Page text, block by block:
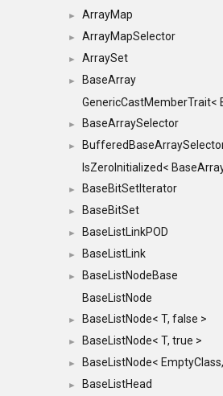
► ArrayMap
► ArrayMapSelector
► ArraySet
►
BaseArray
GenericCastMemberTrait<
► BaseArraySelector
►
IsZeroInitialized<
► BaseBitSetIterator
► BaseBitSet
► BaseListLinkPOD
► BaseListLink
►
BaseListNodeBase
BaseListNode
► BaseListNode< T, false >
► BaseListNode< T, true >
► BaseListNode< EmptyClass,
► BaseListHead